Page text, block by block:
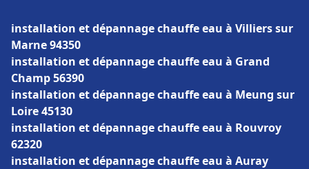
installation et dépannage chauffe eau à Villiers sur
Marne 94350
installation et dépannage chauffe eau à Grand
Champ 56390
installation et dépannage chauffe eau à Meung sur
Loire 45130
installation et dépannage chauffe eau à Rouvroy
62320
installation et dépannage chauffe eau à Auray